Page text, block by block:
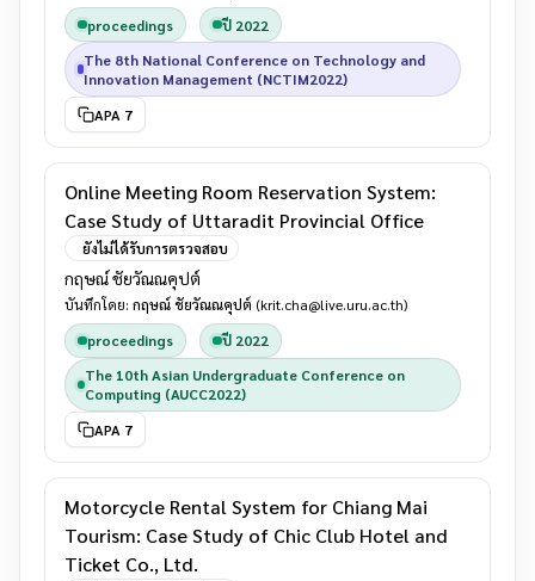
proceedings
ปี 2022
The 8th National Conference on Technology and
Innovation Management (NCTIM2022)
APA 7
Online Meeting Room Reservation System:
Case Study of Uttaradit Provincial Office
ยังไม่ได้รับการตรวจสอบ
กฤษณ์ ชัยวัณณคุปต์
บันทึกโดย: กฤษณ์ ชัยวัณณคุปต์ (krit.cha@live.uru.ac.th)
proceedings
ปี 2022
The 10th Asian Undergraduate Conference on
Computing (AUCC2022)
APA 7
Motorcycle Rental System for Chiang Mai
Tourism: Case Study of Chic Club Hotel and
Ticket Co., Ltd.